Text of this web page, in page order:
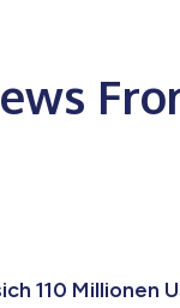
110 Millionen